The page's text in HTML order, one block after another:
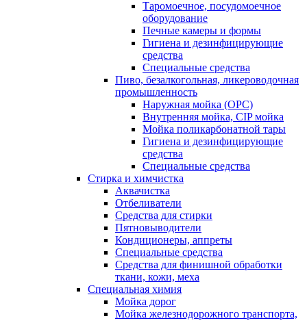
Таромоечное, посудомоечное
оборудование
Печные камеры и формы
Гигиена и дезинфицирующие
средства
Специальные средства
Пиво, безалкогольная, ликероводочная
промышленность
Наружная мойка (ОРС)
Внутренняя мойка, CIP мойка
Мойка поликарбонатной тары
Гигиена и дезинфицирующие
средства
Специальные средства
Стирка и химчистка
Аквачистка
Отбеливатели
Средства для стирки
Пятновыводители
Кондиционеры, аппреты
Специальные средства
Средства для финишной обработки
ткани, кожи, меха
Специальная химия
Мойка дорог
Мойка железнодорожного транспорта,